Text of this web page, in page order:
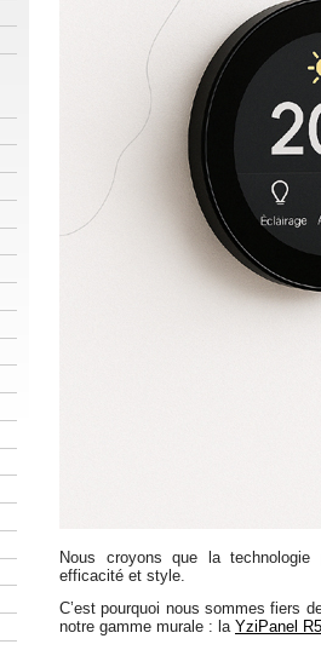
Nous croyons que la technologie
efficacité et style.
C’est pourquoi nous sommes fiers
notre gamme murale : la YziPanel R5